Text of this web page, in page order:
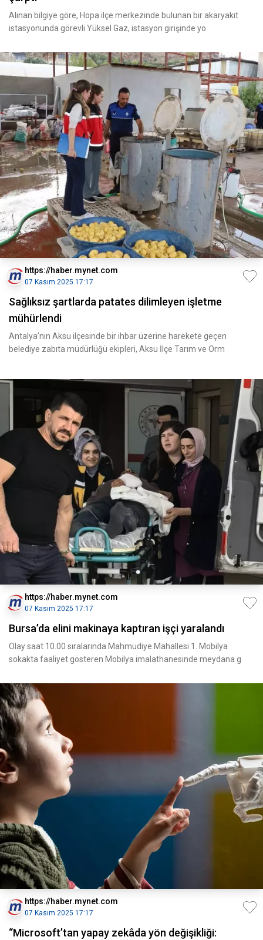
Alınan bilgiye göre, Hopa ilçe merkezinde bulunan bir akaryakıt
istasyonunda görevli Yüksel Gaz, istasyon girişinde yo
https://haber.mynet.com
07 Kasım 2025 17:17
Sağlıksız şartlarda patates dilimleyen işletme
mühürlendi
Antalya’nın Aksu ilçesinde bir ihbar üzerine harekete geçen
belediye zabıta müdürlüğü ekipleri, Aksu İlçe Tarım ve Orm
https://haber.mynet.com
07 Kasım 2025 17:17
Bursa’da elini makinaya kaptıran işçi yaralandı
Olay saat 10.00 sıralarında Mahmudiye Mahallesi 1. Mobilya
sokakta faaliyet gösteren Mobilya imalathanesinde meydana g
https://haber.mynet.com
07 Kasım 2025 17:17
“Microsoft’tan yapay zekâda yön değişikliği: